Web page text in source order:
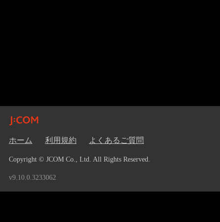
ホーム 利用規約 よくあるご質問
Copyright © JCOM Co., Ltd. All Rights Reserved.
v9.10.0.3233062